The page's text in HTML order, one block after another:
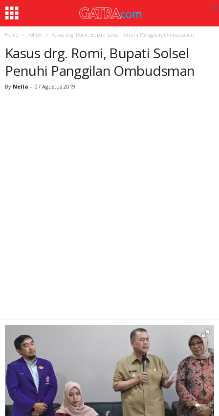
Home Politik Kasus drg. Romi, Bupati Solsel Penuhi Panggilan Ombudsman
Kasus drg. Romi, Bupati Solsel
Penuhi Panggilan Ombudsman
By Nella - 07 Agustus 2019